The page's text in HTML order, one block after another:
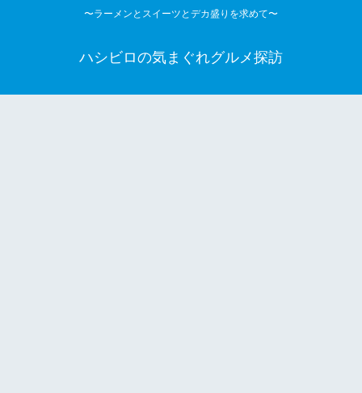
〜ラーメンとスイーツとデカ盛りを求めて〜
ハシビロの気まぐれグルメ探訪